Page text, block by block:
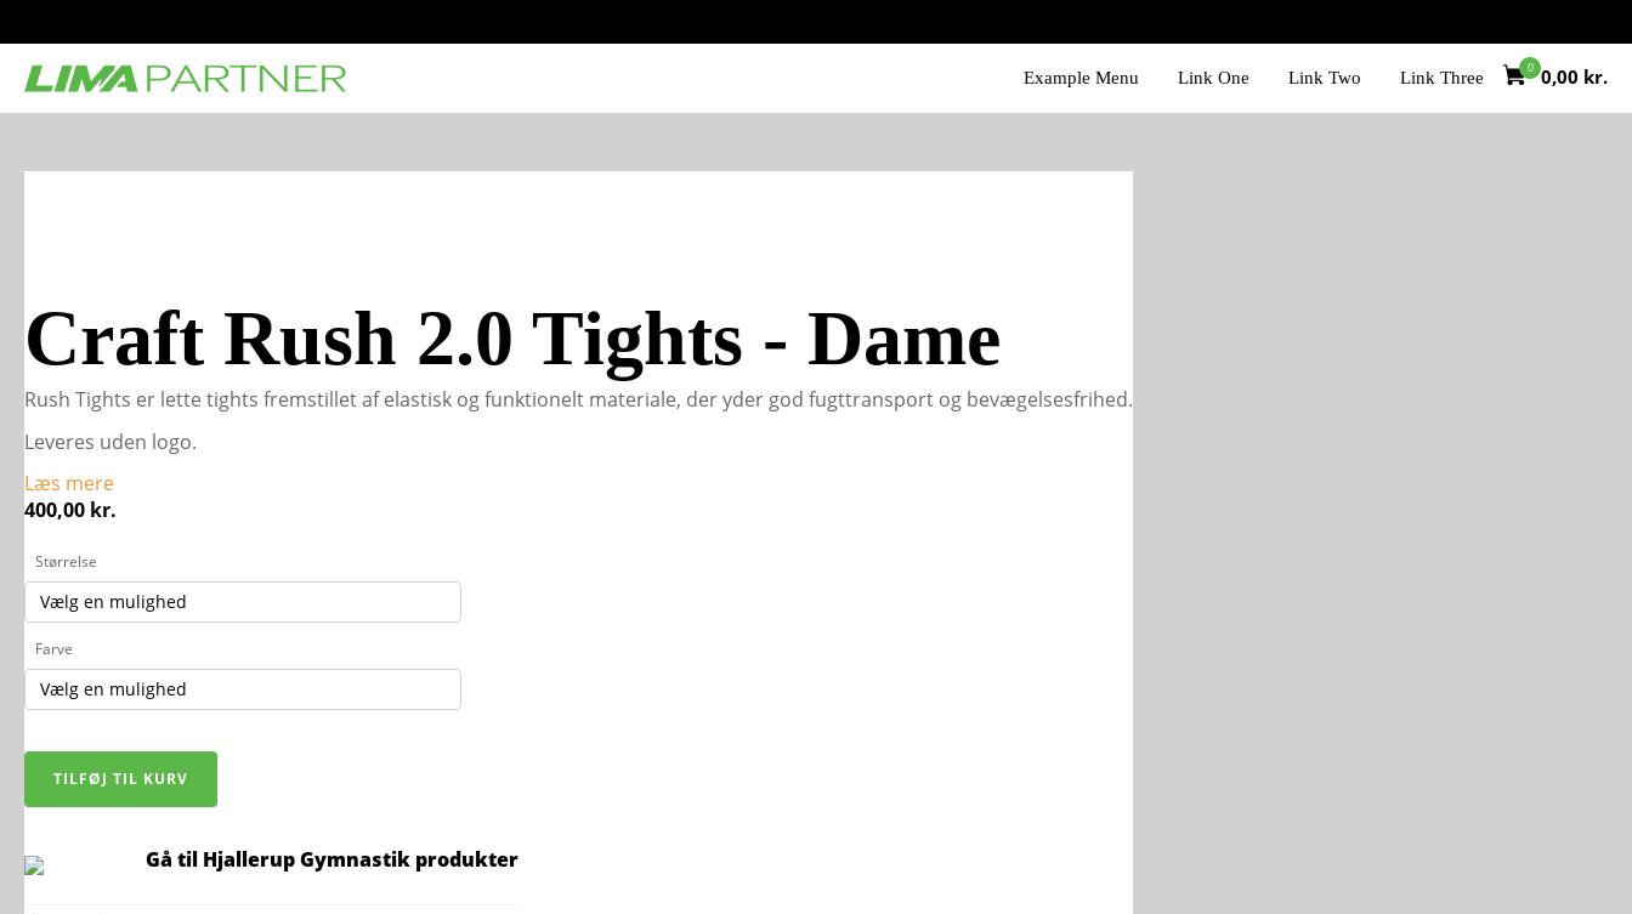
Example Menu Link One Link Two Link Three 0,00 kr.
Craft Rush 2.0 Tights - Dame
Rush Tights er lette tights fremstillet af elastisk og funktionelt materiale, der yder god fugttransport og bevægelsesfrihed.
Leveres uden logo.
Læs mere
400,00 kr.
Størrelse
Farve
Craft
2.0
Dame
TILFØJ TIL KURV
Gå til Hjallerup Gymnastik produkter